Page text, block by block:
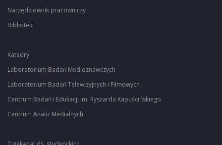
Narzędziownik pracowniczy
Biblioteki
Katedry
Laboratorium Badań Medioznawczych
Laboratorium Badań Telewizyjnych i Filmowych
Centrum Badań i Edukacji im. Ryszarda Kapuścińskiego
Centrum Analiz Medialnych